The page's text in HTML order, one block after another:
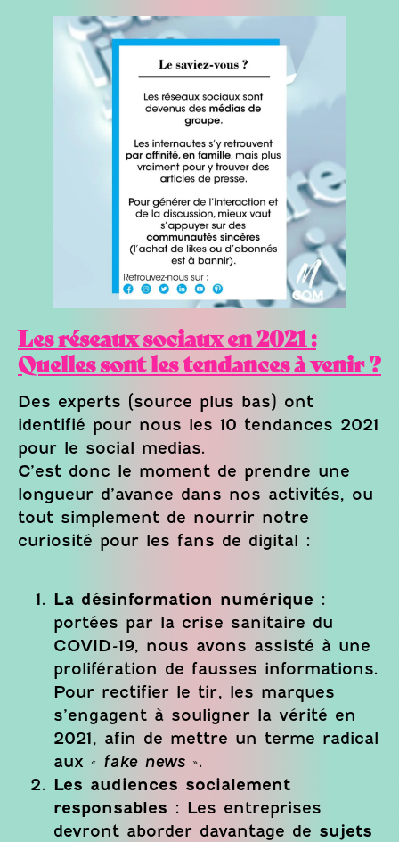
Les réseaux sociaux en 2021 :
Quelles sont les tendances à venir ?
Des experts (source plus bas) ont
identifié pour nous les 10 tendances 2021
pour le social medias.
C’est donc le moment de prendre une
longueur d’avance dans nos activités, ou
tout simplement de nourrir notre
curiosité pour les fans de digital :
La désinformation numérique :
portées par la crise sanitaire du
COVID-19, nous avons assisté à une
prolifération de fausses informations.
Pour rectifier le tir, les marques
s’engagent à souligner la vérité en
2021, afin de mettre un terme radical
aux « fake news ».
Les audiences socialement
responsables : Les entreprises
devront aborder davantage de sujets